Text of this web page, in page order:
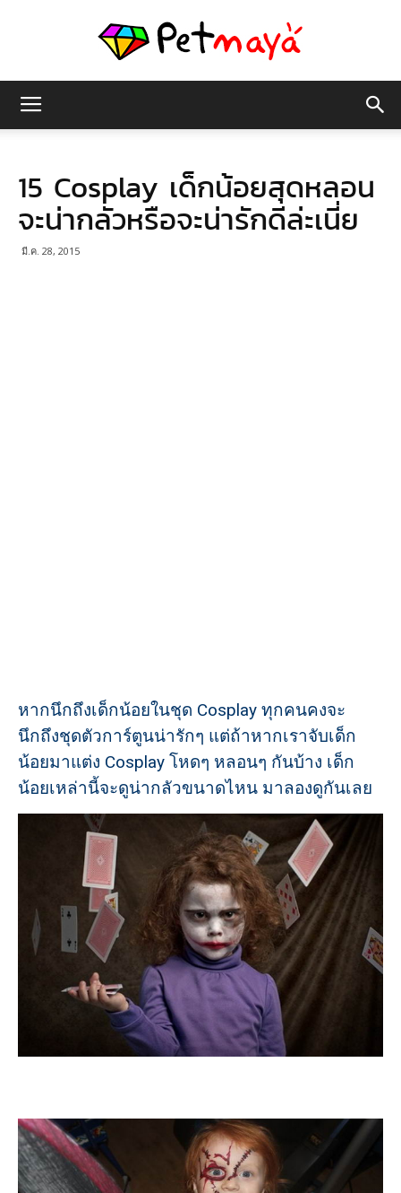
มายา
15 Cosplay เด็กน้อยสุดหลอน
จะน่ากลัวหรือจะน่ารักดีล่ะเนี่ย
มี.ค. 28, 2015
หากนึกถึงเด็กน้อยในชุด Cosplay ทุกคนคงจะ
นึกถึงชุดตัวการ์ตูนน่ารักๆ แต่ถ้าหากเราจับเด็ก
น้อยมาแต่ง Cosplay โหดๆ หลอนๆ กันบ้าง เด็ก
น้อยเหล่านี้จะดูน่ากลัวขนาดไหน มาลองดูกันเลย